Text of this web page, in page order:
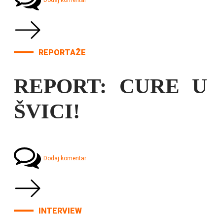
REPORTAŽE
REPORT: CURE U
ŠVICI!
Dodaj komentar
INTERVIEW